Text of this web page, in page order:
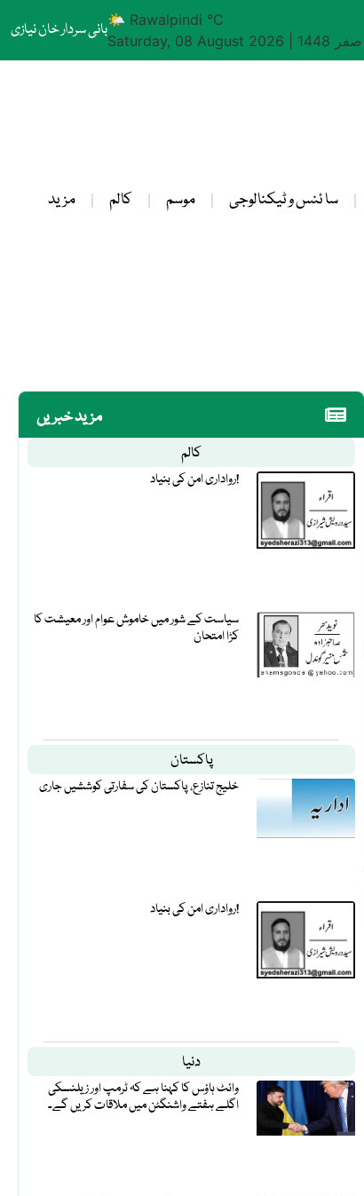
بانی سردار خان نیازی🌤 Rawalpindi °C
Saturday, 08 August 2026
سا ئنس و ٹیکنالوجی موسم کالم مزید
مزید خبریں
کالم
رواداری امن کی بنیاد!
سیاست کے شور میں خاموش عوام اور معیشت کا
کڑا امتحان
پاکستان
خلیج تنازع، پاکستان کی سفارتی کوششیں جاری
رواداری امن کی بنیاد!
دنیا
وائٹ ہاؤس کا کہنا ہے کہ ٹرمپ اور زیلنسکی
اگلے ہفتے واشنگٹن میں ملاقات کریں گے۔